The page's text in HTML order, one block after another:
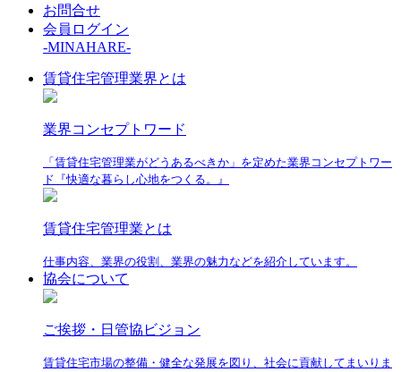
お問合せ
会員ログイン
-MINAHARE-
賃貸住宅管理業界とは
業界コンセプトワード
「賃貸住宅管理業がどうあるべきか」を定めた業界コンセプトワー
ド『快適な暮らし心地をつくる。』
賃貸住宅管理業とは
仕事内容、業界の役割、業界の魅力などを紹介しています。
協会について
ご挨拶・日管協ビジョン
賃貸住宅市場の整備・健全な発展を図り、社会に貢献してまいりま